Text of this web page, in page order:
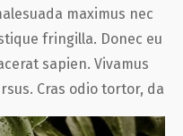
maximus nec
fringilla. Donec eu
sapien. Vivamus
Cras odio tortor, da